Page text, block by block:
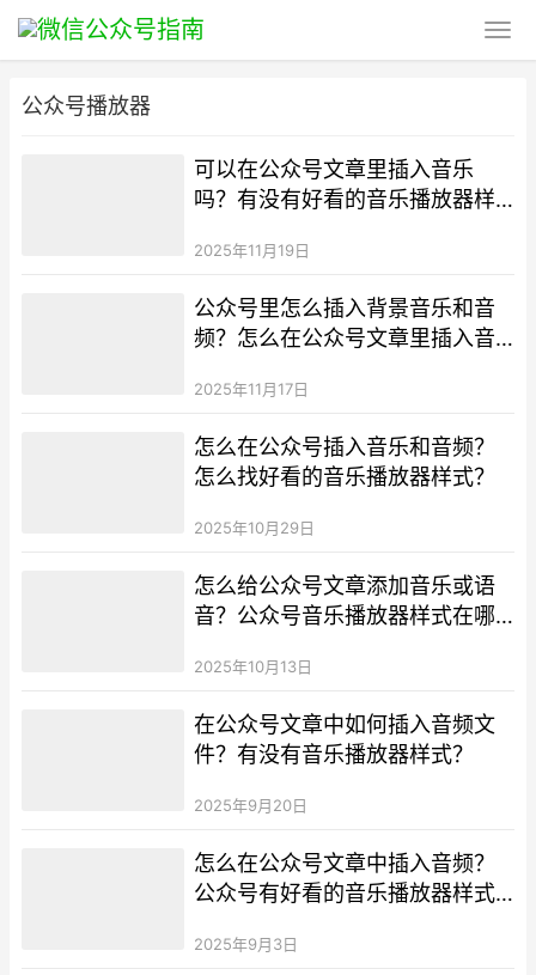
公众号播放器
可以在公众号文章里插入音乐
吗？有没有好看的音乐播放器样
2025年11月19日
公众号里怎么插入背景音乐和音
频？怎么在公众号文章里插入音
2025年11月17日
怎么在公众号插入音乐和音频？
怎么找好看的音乐播放器样式？​
2025年10月29日
怎么给公众号文章添加音乐或语
音？公众号音乐播放器样式在哪
2025年10月13日
在公众号文章中如何插入音频文
件？有没有音乐播放器样式？
2025年9月20日
怎么在公众号文章中插入音频？
公众号有好看的音乐播放器样式
2025年9月3日